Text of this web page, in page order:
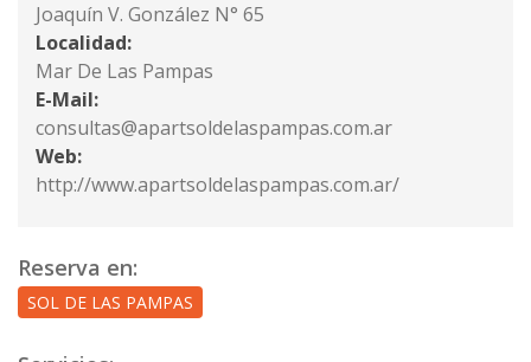
Joaquín V. González N° 65
Localidad:
Mar De Las Pampas
E-Mail:
consultas@apartsoldelaspampas.com.ar
Web:
http://www.apartsoldelaspampas.com.ar/
Reserva en:
SOL DE LAS PAMPAS